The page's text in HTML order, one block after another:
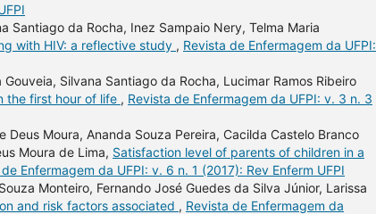
Santiago da Rocha, Inez Sampaio Nery, Telma Maria
with HIV: a reflective study , Revista de Enfermagem da UFPI:
Silvana Santiago da Rocha, Lucimar Ramos Ribeiro
the first hour of life , Revista de Enfermagem da UFPI: v. 3 n. 3
Moura, Ananda Souza Pereira, Cacilda Castelo Branco
Moura de Lima, Satisfaction level of parents of children in a
Enfermagem da UFPI: v. 6 n. 1 (2017): Rev Enferm UFPI
Monteiro, Fernando José Guedes da Silva Júnior, Larissa
and risk factors associated , Revista de Enfermagem da